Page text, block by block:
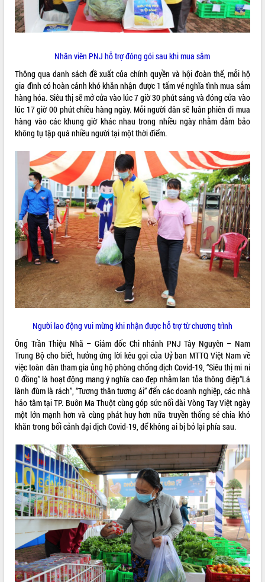
Lao động
UBND tỉnh Đắk Lắk triển khai nhiệm
vụ 6 tháng cuối năm 2026
tỉnh khóa XI quyết nghị nhiều nội dung
quan trọng
Bí thư Tỉnh ủy Lương Nguyễn Minh
Triết thăm, tặng quà người có công với
cách mạng
Rà soát, hoàn thiện hệ thống thiết chế
văn hóa, thể thao đáp ứng yêu cầu
Thường trực HĐND tỉnh Đắk Lắk gặp
mặt Đoàn chuyên gia y tế TP. Hồ Chí
Lễ truy điệu và an táng hài cốt liệt sĩ
tại Nghĩa trang Liệt sĩ xã Sơn Hòa
Bàn giải pháp tháo gỡ khó khăn trong
xuất khẩu sầu riêng và triển khai quy
định EUDR
Thứ trưởng Bộ Nông nghiệp và Môi
trường Nguyễn Hoàng Hiệp khảo sát
vùng trồng và doanh nghiệp đóng gói
sầu riêng tại Đắk Lắk
món ăn từ sầu riêng
Đắk Lắk công bố Quy hoạch và xúc
tiến đầu tư tỉnh
Ngành cá ngừ Đắk Lắk chủ động thích
ứng để giữ vững thị trường xuất khẩu
Diễn đàn Kinh tế tư nhân Việt Nam đột
phá cơ chế - Hợp tác công tư
Đề án 06 tạo bước ngoặt đột phá trong
cải cách hành chính tỉnh Đắk Lắk
Kết nối tour, đẩy mạnh chuyển đổi số
để phát triển du lịch Đắk Lắk
Khởi động Dự án Đầu tư xây dựng hạ
tầng kỹ thuật Cụm công nghiệp Tân
Tiến
Gặp mặt các cơ quan báo chí nhân Kỷ
niệm 101 năm Ngày Báo chí Cách
mạng Việt Nam
Đắk Lắk sơ kết 4 năm triển khai thực
hiện Đề án 06 của Chính phủ
Họp báo thông tin về Hội nghị Công bố
LIÊN KẾT WEB
THỐNG KÊ TRUY CẬP
Hôm nay:
14050
Tất cả: 66026790
Nhân viên PNJ hỗ trợ đóng gói sau khi mua sắm
Thông qua danh sách đề xuất của chính quyền và hội đoàn thể, mỗi hộ
gia đình có hoàn cảnh khó khăn nhận được 1 tấm vé nghĩa tình mua sắm
hàng hóa. Siêu thị sẽ mở cửa vào lúc 7 giờ 30 phút sáng và đóng cửa vào
lúc 17 giờ 00 phút chiều hàng ngày. Mỗi người dân sẽ luân phiên đi mua
hàng vào các khung giờ khác nhau trong nhiều ngày nhằm đảm bảo
không tụ tập quá nhiều người tại một thời điểm.
Người lao động vui mừng khi nhận được hỗ trợ từ chương trình
Ông Trần Thiệu Nhã – Giám đốc Chi nhánh PNJ Tây Nguyên – Nam
Trung Bộ cho biết, hưởng ứng lời kêu gọi của Uỷ ban MTTQ Việt Nam về
việc toàn dân tham gia ủng hộ phòng chống dịch Covid-19, “Siêu thị mi ni
0 đồng” là hoạt động mang ý nghĩa cao đẹp nhằm lan tỏa thông điệp“Lá
lành đùm là rách”, “Tương thân tương ái” đến các doanh nghiệp, các nhà
hảo tâm tại TP. Buôn Ma Thuột cùng góp sức nối dài Vòng Tay Việt ngày
một lớn mạnh hơn và cùng phát huy hơn nữa truyền thống sẻ chia khó
khăn trong bối cảnh đại dịch Covid-19, để không ai bị bỏ lại phía sau.